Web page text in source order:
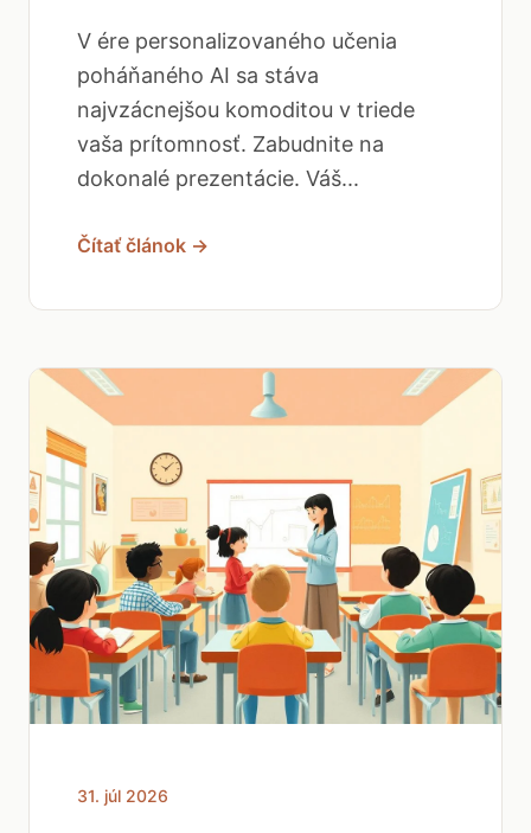
V ére personalizovaného učenia
poháňaného AI sa stáva
najvzácnejšou komoditou v triede
vaša prítomnosť. Zabudnite na
dokonalé prezentácie. Váš...
Čítať článok →
31. júl 2026